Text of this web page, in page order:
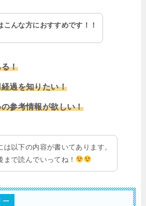
こんな方におすすめです！！
！
過を知りたい！
参考情報が欲しい！
は以下の内容が書いてあります。
まで読んでいってね！
ー